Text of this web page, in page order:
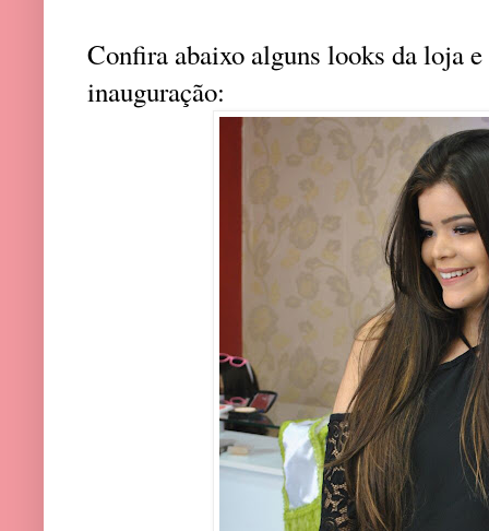
Confira abaixo alguns looks da loja
inauguração: